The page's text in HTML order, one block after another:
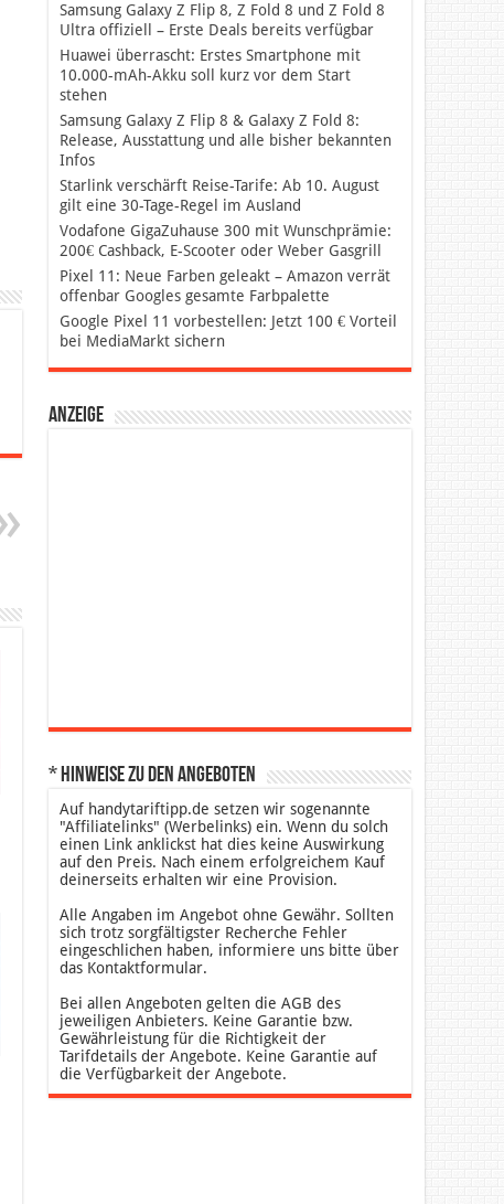
Samsung Galaxy Z Flip 8, Z Fold 8 und Z Fold 8
Ultra offiziell – Erste Deals bereits verfügbar
Huawei überrascht: Erstes Smartphone mit
10.000-mAh-Akku soll kurz vor dem Start
stehen
Samsung Galaxy Z Flip 8 & Galaxy Z Fold 8:
Release, Ausstattung und alle bisher bekannten
Infos
Starlink verschärft Reise-Tarife: Ab 10. August
gilt eine 30-Tage-Regel im Ausland
Vodafone GigaZuhause 300 mit Wunschprämie:
200€ Cashback, E-Scooter oder Weber Gasgrill
Pixel 11: Neue Farben geleakt – Amazon verrät
offenbar Googles gesamte Farbpalette
Google Pixel 11 vorbestellen: Jetzt 100 € Vorteil
bei MediaMarkt sichern
Anzeige
* Hinweise zu den Angeboten
Auf handytariftipp.de setzen wir sogenannte
"Affiliatelinks" (Werbelinks) ein. Wenn du solch
einen Link anklickst hat dies keine Auswirkung
auf den Preis. Nach einem erfolgreichem Kauf
deinerseits erhalten wir eine Provision.
Alle Angaben im Angebot ohne Gewähr. Sollten
sich trotz sorgfältigster Recherche Fehler
eingeschlichen haben, informiere uns bitte über
das Kontaktformular.
Bei allen Angeboten gelten die AGB des
jeweiligen Anbieters. Keine Garantie bzw.
Gewährleistung für die Richtigkeit der
Tarifdetails der Angebote. Keine Garantie auf
die Verfügbarkeit der Angebote.